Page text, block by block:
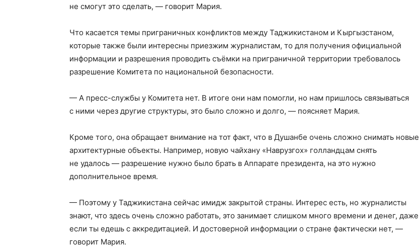
не смогут это сделать, — говорит Мария.
Что касается темы приграничных конфликтов между Таджикистаном и Кыргызстаном,
которые также были интересны приезжим журналистам, то для получения официальной
информации и разрешения проводить съёмки на приграничной территории требовалось
разрешение Комитета по национальной безопасности.
— А пресс-службы у Комитета нет. В итоге они нам помогли, но нам пришлось связываться
с ними через другие структуры, это было сложно и долго, — поясняет Мария.
Кроме того, она обращает внимание на тот факт, что в Душанбе очень сложно снимать новые
архитектурные объекты. Например, новую чайхану «Наврузгох» голландцам снять
не удалось — разрешение нужно было брать в Аппарате президента, на это нужно
дополнительное время.
— Поэтому у Таджикистана сейчас имидж закрытой страны. Интерес есть, но журналисты
знают, что здесь очень сложно работать, это занимает слишком много времени и денег, даже
если ты едешь с аккредитацией. И достоверной информации о стране фактически нет, —
говорит Мария.